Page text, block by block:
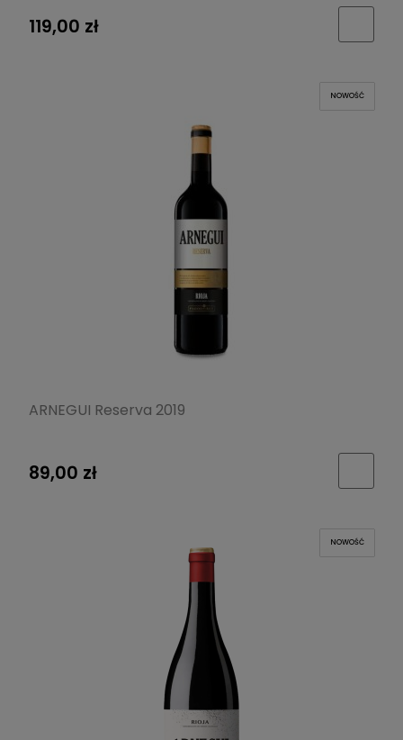
119,00 zł
ARNEGUI Reserva 2019
89,00 zł
NOWOŚĆ
NOWOŚĆ